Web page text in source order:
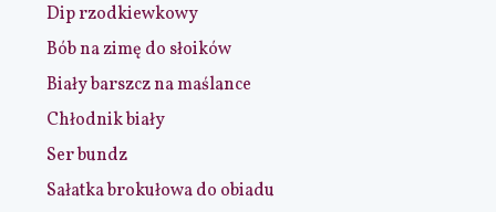
Dip rzodkiewkowy
Bób na zimę do słoików
Biały barszcz na maślance
Chłodnik biały
Ser bundz
Sałatka brokułowa do obiadu